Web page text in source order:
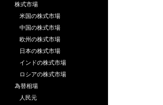
株式市場
米国の株式市場
中国の株式市場
欧州の株式市場
日本の株式市場
インドの株式市場
ロシアの株式市場
為替相場
人民元